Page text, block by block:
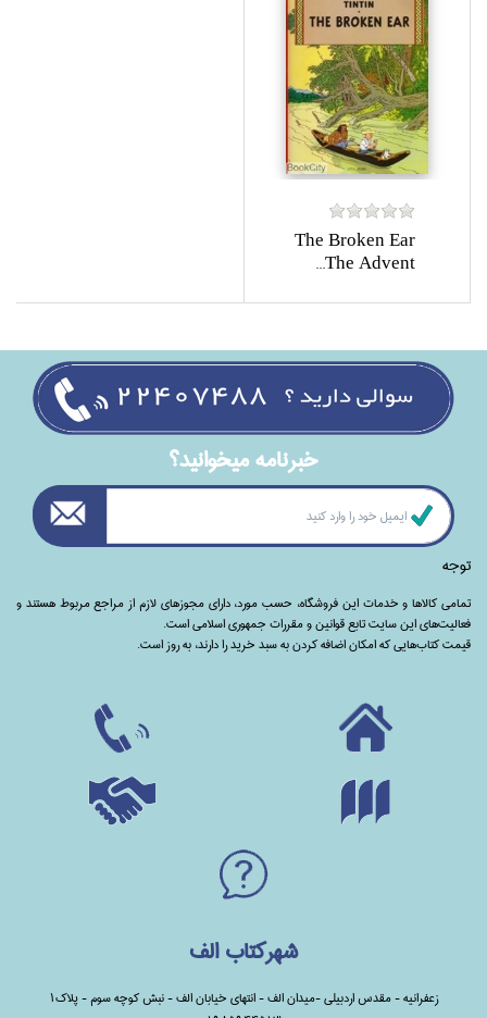
The Broken Ear
The Advent...
خبرنامه ميخوانيد؟
توجه
تمامی‌ کالاها و خدمات این فروشگاه، حسب مورد،‌ دارای مجوزهای لازم از مراجع مربوط هستند ‌و‌‌
فعالیت‌های این سایت تابع قوانین و مقررات جمهوری اسلامی است.
قیمت کتاب‌هایی که امکان اضافه کردن به سبد خرید را دارند،‌ به روز است.
شهرکتاب الف
زعفرانیه - مقدس اردبیلی -میدان الف - انتهای خیابان الف - نبش کوچه سوم - پلاک1